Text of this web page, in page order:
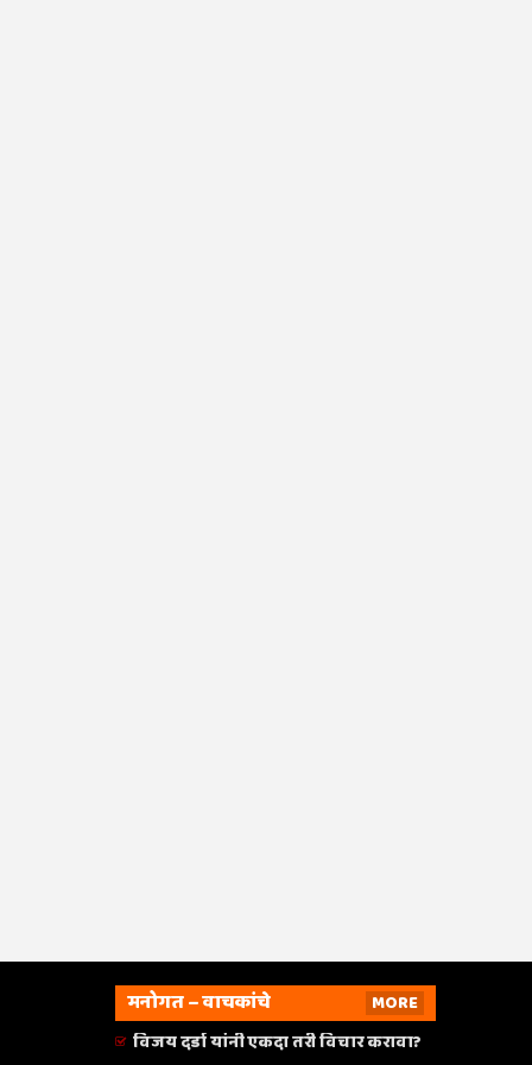
मनोगत – वाचकांचे
MORE
विजय दर्डा यांनी एकदा तरी विचार करावा?